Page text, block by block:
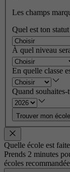
Les champs
Quel est ton
À quel niveau
En quelle classe
Quand
Trouver mon
Quelle école est
Prends 2 minutes
écoles